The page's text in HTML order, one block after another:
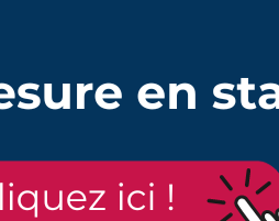
les colliers de serrage